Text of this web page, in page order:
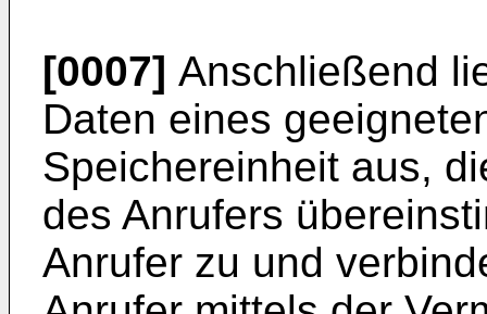
[0007] Anschließend
Daten eines
Speichereinheit aus,
des Anrufers
Anrufer zu und